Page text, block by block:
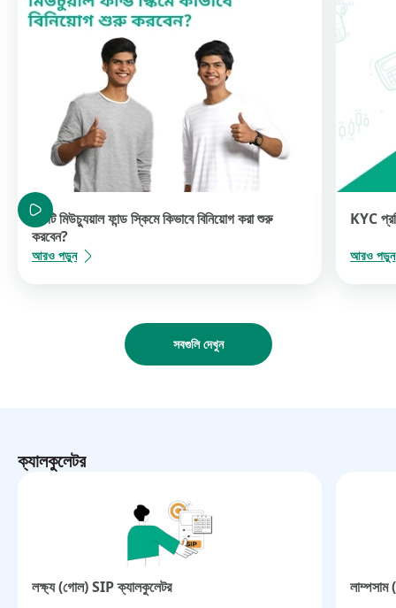
একটি মিউচ্যুয়াল ফান্ড স্কিমে কিভাবে বিনিয়োগ করা শুরু
করবেন?
আরও পড়ুন
KYC
আরও পড়ুন
সবগুলি দেখুন
ক্যালকুলেটর
লক্ষ্য (গোল) SIP ক্যালকুলেটর​ লাম্পসাম